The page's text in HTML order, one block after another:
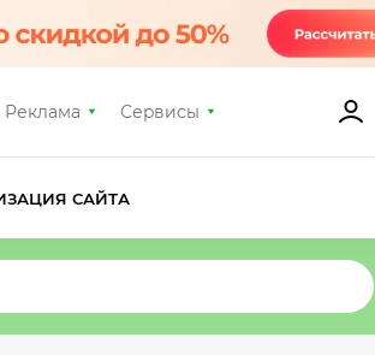
Реклама Сервисы
САЙТА